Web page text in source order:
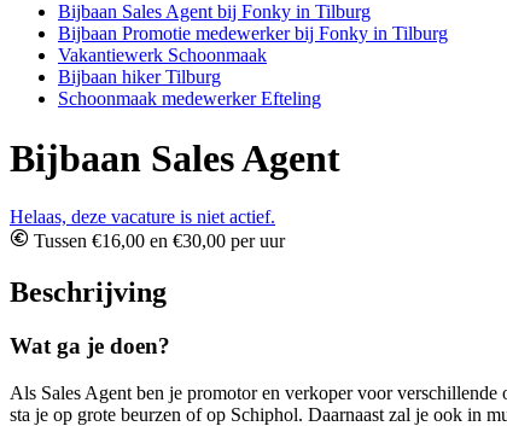
Bijbaan Sales Agent bij Fonky in Tilburg
Bijbaan Promotie medewerker bij Fonky in Tilburg
Vakantiewerk Schoonmaak
Bijbaan hiker Tilburg
Schoonmaak medewerker Efteling
Bijbaan Sales Agent
Helaas, deze vacature is niet actief.
Tussen €16,00 en €30,00 per uur
Beschrijving
Wat ga je doen?
Als Sales Agent ben je promotor en verkoper voor
sta je op grote beurzen of op Schiphol. Daarnaast zal je ook in